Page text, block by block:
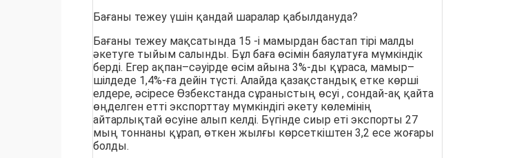
Бағаны тежеу үшін қандай шаралар қабылдануда?
Бағаны тежеу мақсатында 15 -і мамырдан бастап тірі малды
әкетуге тыйым салынды. Бұл баға өсімін баяулатуға мүмкіндік
берді. Егер ақпан–сәуірде өсім айына 3%-ды құраса, мамыр–
шілдеде 1,4%-ға дейін түсті. Алайда қазақстандық етке көрші
елдере, әсіресе Өзбекстанда сұраныстың өсуі , сондай-ақ қайта
өңделген етті экспорттау мүмкіндігі әкету көлемінің
айтарлықтай өсуіне алып келді. Бүгінде сиыр еті экспорты 27
мың тоннаны құрап, өткен жылғы көрсеткіштен 3,2 есе жоғары
болды.